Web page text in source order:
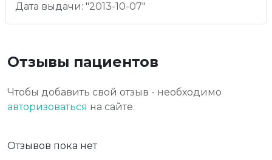
Дата выдачи: "2013-10-07"
Отзывы пациентов
Чтобы добавить свой отзыв - необходимо
авторизоваться на сайте.
Отзывов пока нет